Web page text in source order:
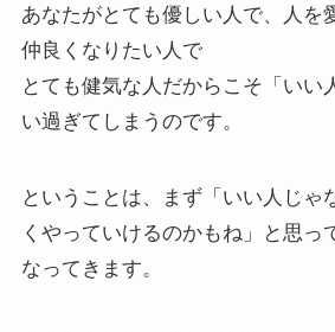
あなたがとても優しい人で、人を
仲良くなりたい人で
とても健気な人だからこそ「いい
い過ぎてしまうのです。
ということは、まず「いい人じゃ
くやっていけるのかもね」と思っ
なってきます。